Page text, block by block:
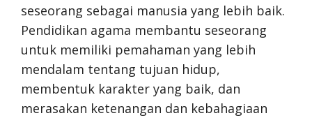
seseorang sebagai manusia yang lebih baik.
Pendidikan agama membantu seseorang
untuk memiliki pemahaman yang lebih
mendalam tentang tujuan hidup,
membentuk karakter yang baik, dan
merasakan ketenangan dan kebahagiaan